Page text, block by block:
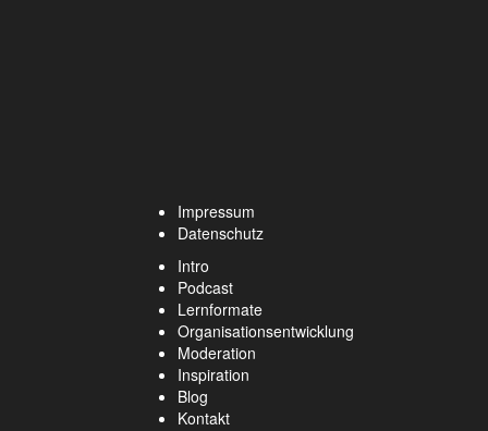
Impressum
Datenschutz
Intro
Podcast
Lernformate
Organisationsentwicklung
Moderation
Inspiration
Blog
Kontakt